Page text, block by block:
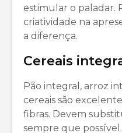
estimular o paladar.
criatividade na
a diferença.
Cereais
Pão integral, arroz
cereais são
fibras. Devem
sempre que possível.